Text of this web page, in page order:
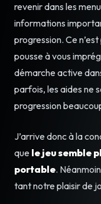
revenir dans les
informations
progression. Ce
pousse à vous
démarche active
parfois, les aides ne
progression
J’arrive donc à la
que le jeu semble
portable.
tant notre plaisir de